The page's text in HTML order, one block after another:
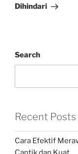
Dihindari
Search
Recent Posts
Cara Efektif